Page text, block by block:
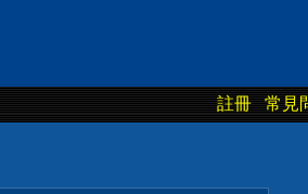
註冊 常見